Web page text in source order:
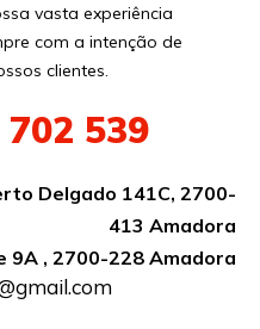
vasta experiência
com a intenção de
clientes.
702 539
Delgado 141C, 2700-
413 Amadora
9A , 2700-228 Amadora